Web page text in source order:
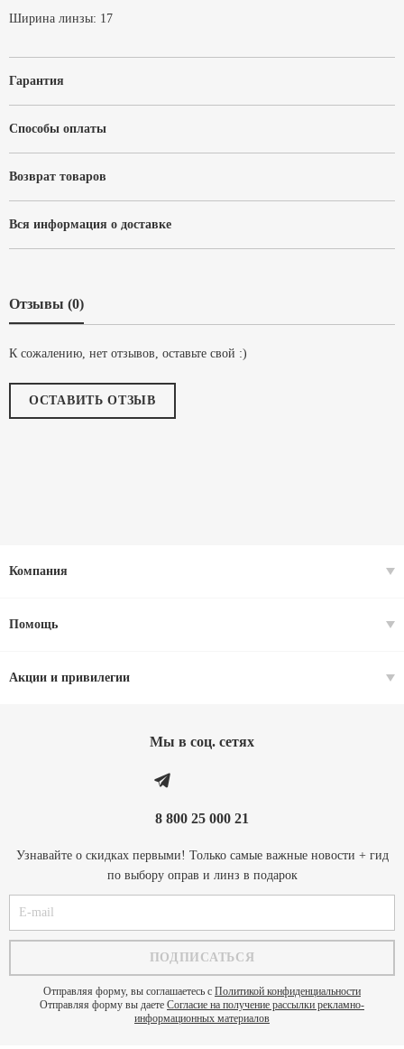
Ширина линзы: 17
Гарантия
Способы оплаты
Возврат товаров
Вся информация о доставке
Отзывы (0)
К сожалению, нет отзывов, оставьте свой :)
ОСТАВИТЬ ОТЗЫВ
Компания
Помощь
Акции и привилегии
Мы в соц. cетях
8 800 25 000 21
Узнавайте о скидках первыми! Только самые важные новости + гид
по выбору оправ и линз в подарок
Отправляя форму, вы соглашаетесь с Политикой конфиденциальности
Отправляя форму вы даете Согласие на получение рассылки рекламно-
информационных материалов